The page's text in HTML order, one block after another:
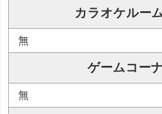
カラオケルー
無
ゲームコー
無